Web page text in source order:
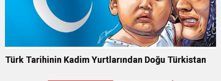
Türk Tarihinin Kadim Yurtlarından Doğu Türkistan